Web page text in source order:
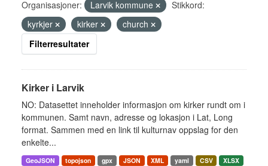
Organisasjoner:
Larvik kommune
Stikkord:
kyrkjer
kirker
church
Filterresultater
Kirker i Larvik
NO: Datasettet inneholder informasjon om kirker rundt om i
kommunen. Samt navn, adresse og lokasjon i Lat, Long
format. Sammen med en link til kulturnav oppslag for den
enkelte...
GeoJSON topojson gpx JSON XML yaml CSV
XLSX